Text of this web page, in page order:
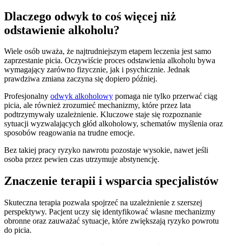
Dlaczego odwyk to coś więcej niż
odstawienie alkoholu?
Wiele osób uważa, że najtrudniejszym etapem leczenia jest samo
zaprzestanie picia. Oczywiście proces odstawienia alkoholu bywa
wymagający zarówno fizycznie, jak i psychicznie. Jednak
prawdziwa zmiana zaczyna się dopiero później.
Profesjonalny odwyk alkoholowy pomaga nie tylko przerwać ciąg
picia, ale również zrozumieć mechanizmy, które przez lata
podtrzymywały uzależnienie. Kluczowe staje się rozpoznanie
sytuacji wyzwalających głód alkoholowy, schematów myślenia oraz
sposobów reagowania na trudne emocje.
Bez takiej pracy ryzyko nawrotu pozostaje wysokie, nawet jeśli
osoba przez pewien czas utrzymuje abstynencję.
Znaczenie terapii i wsparcia specjalistów
Skuteczna terapia pozwala spojrzeć na uzależnienie z szerszej
perspektywy. Pacjent uczy się identyfikować własne mechanizmy
obronne oraz zauważać sytuacje, które zwiększają ryzyko powrotu
do picia.